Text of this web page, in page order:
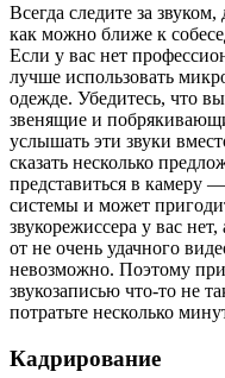
Всегда следите за
как можно ближе к
Если у вас нет
лучше использовать
одежде. Убедитесь, что
звенящие и
услышать эти звуки
сказать несколько
представиться в камеру
системы и может
звукорежиссера у вас
от не очень удачного
невозможно. Поэтому
звукозаписью что-то не
потратьте несколько
Кадрирование